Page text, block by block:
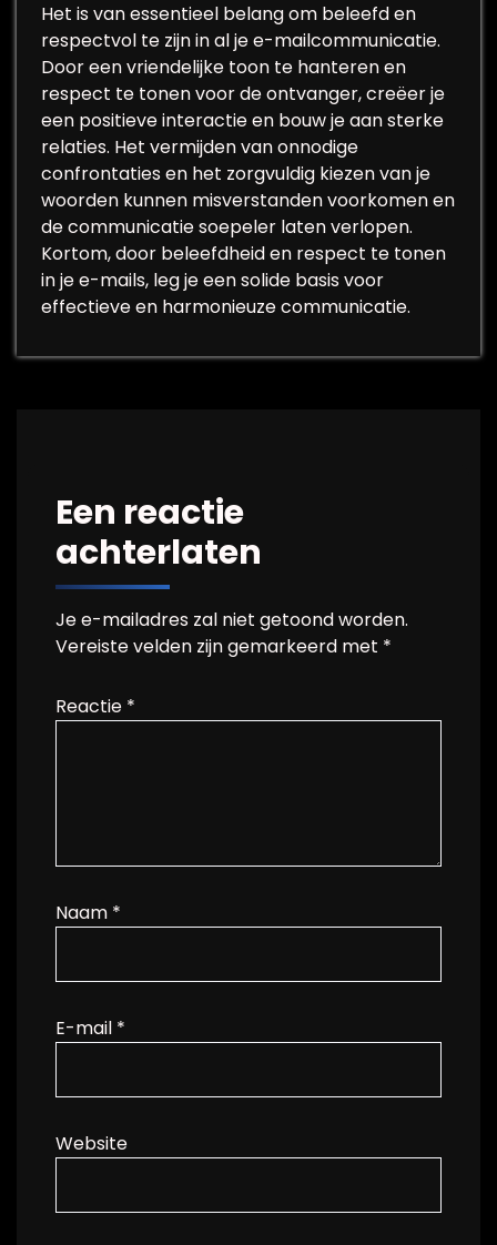
Het is van essentieel belang om beleefd en
respectvol te zijn in al je e-mailcommunicatie.
Door een vriendelijke toon te hanteren en
respect te tonen voor de ontvanger, creëer je
een positieve interactie en bouw je aan sterke
relaties. Het vermijden van onnodige
confrontaties en het zorgvuldig kiezen van je
woorden kunnen misverstanden voorkomen en
de communicatie soepeler laten verlopen.
Kortom, door beleefdheid en respect te tonen
in je e-mails, leg je een solide basis voor
effectieve en harmonieuze communicatie.
Een reactie
achterlaten
Je e-mailadres zal niet getoond worden.
Vereiste velden zijn gemarkeerd met *
Reactie *
Naam *
E-mail *
Website